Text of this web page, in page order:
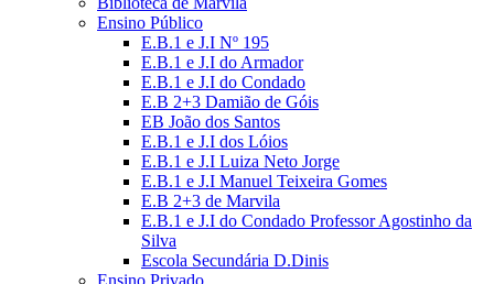
Ensino Público
E.B.1 e J.I Nº 195
E.B.1 e J.I do Armador
E.B.1 e J.I do Condado
E.B 2+3 Damião de Góis
EB João dos Santos
E.B.1 e J.I dos Lóios
E.B.1 e J.I Luiza Neto Jorge
E.B.1 e J.I Manuel Teixeira Gomes
E.B 2+3 de Marvila
E.B.1 e J.I do Condado Professor Agostinho da
Silva
Escola Secundária D.Dinis
Ensino Privado